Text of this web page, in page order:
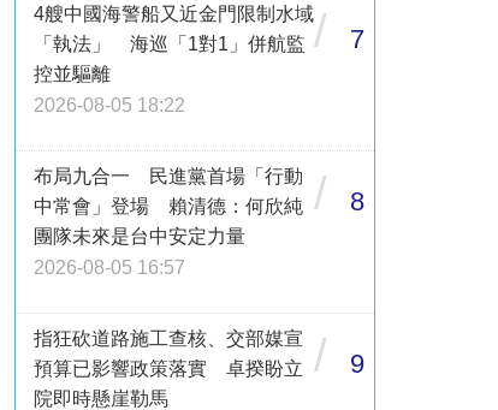
4艘中國海警船又近金門限制水域
「執法」 海巡「1對1」併航監
控並驅離
2026-08-05 18:22
/ 7
布局九合一 民進黨首場「行動
中常會」登場 賴清德：何欣純
團隊未來是台中安定力量
2026-08-05 16:57
/ 8
指狂砍道路施工查核、交部媒宣
預算已影響政策落實 卓揆盼立
院即時懸崖勒馬
/ 9